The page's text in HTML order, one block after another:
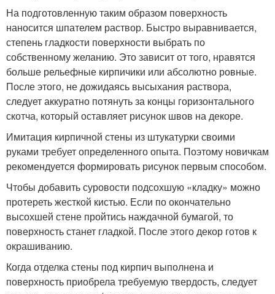
На подготовленную таким образом поверхность
наносится шпателем раствор. Быстро выравнивается,
степень гладкости поверхности выбрать по
собственному желанию. Это зависит от того, нравятся
больше рельефные кирпичики или абсолютно ровные.
После этого, не дожидаясь высыхания раствора,
следует аккуратно потянуть за концы горизонтального
скотча, который оставляет рисунок швов на декоре.
Имитация кирпичной стены из штукатурки своими
руками требует определенного опыта. Поэтому новичкам
рекомендуется формировать рисунок первым способом.
Чтобы добавить суровости подсохшую «кладку» можно
протереть жесткой кистью. Если по окончательно
высохшей стене пройтись наждачной бумагой, то
поверхность станет гладкой. После этого декор готов к
окрашиванию.
Когда отделка стены под кирпич выполнена и
поверхность приобрела требуемую твердость, следует